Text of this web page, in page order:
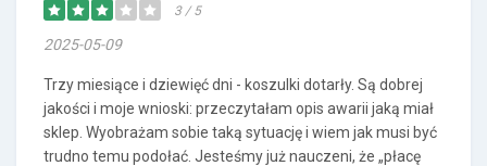
3 / 5
2025-05-09
Trzy miesiące i dziewięć dni - koszulki dotarły. Są dobrej
jakości i moje wnioski: przeczytałam opis awarii jaką miał
sklep. Wyobrażam sobie taką sytuację i wiem jak musi być
trudno temu podołać. Jesteśmy już nauczeni, że „płacę